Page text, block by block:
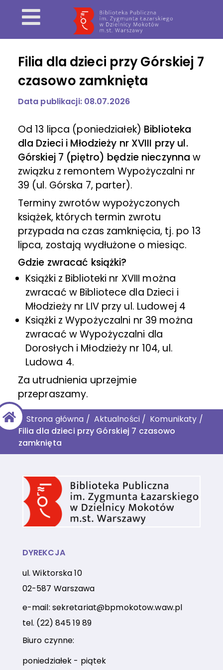
Filia dla dzieci przy Górskiej 7
czasowo zamknięta
Data publikacji: 08.07.2026
Od 13 lipca (poniedziałek) Biblioteka
dla Dzieci i Młodzieży nr XVIII przy ul.
Górskiej 7 (piętro) będzie nieczynna w
związku z remontem Wypożyczalni nr
39 (ul. Górska 7, parter).
Terminy zwrotów wypożyczonych
książek, których termin zwrotu
przypada na czas zamknięcia, tj. po 13
lipca, zostają wydłużone o miesiąc.
Gdzie zwracać książki?
Książki z Biblioteki nr XVIII można
zwracać w Bibliotece dla Dzieci i
Młodzieży nr LIV przy ul. Ludowej 4
Książki z Wypożyczalni nr 39 można
zwracać w Wypożyczalni dla
Dorosłych i Młodzieży nr 104, ul.
Ludowa 4.
Za utrudnienia uprzejmie
przepraszamy.
Strona główna / Aktualności/ Komunikaty /
Filia dla dzieci przy Górskiej 7 czasowo
zamknięta
DYREKCJA
ul. Wiktorska 10
02-587 Warszawa
e-mail: sekretariat@bpmokotow.waw.pl
tel. (22) 845 19 89
Biuro czynne:
poniedziałek - piątek